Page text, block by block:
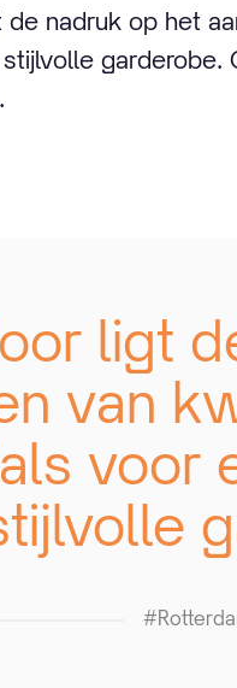
nadruk op het
ligt
van
voor